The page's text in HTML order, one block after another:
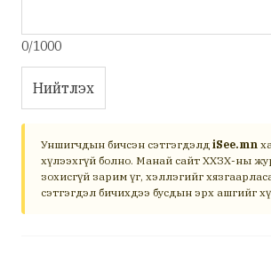
0/1000
Нийтлэх
Уншигчдын бичсэн сэтгэгдэлд iSee.mn
хүлээхгүй болно. Манай сайт ХХЗХ-ны
зохисгүй зарим үг, хэллэгийг
сэтгэгдэл бичихдээ бусдын эрх ашгийг